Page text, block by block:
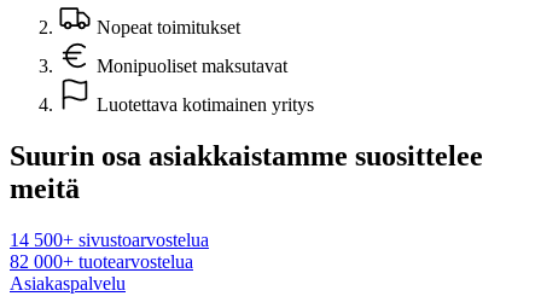
Nopeat toimitukset
Monipuoliset maksutavat
Luotettava kotimainen yritys
Suurin osa asiakkaistamme suosittelee
meitä
14 500+ sivustoarvostelua
82 000+ tuotearvostelua
Asiakaspalvelu